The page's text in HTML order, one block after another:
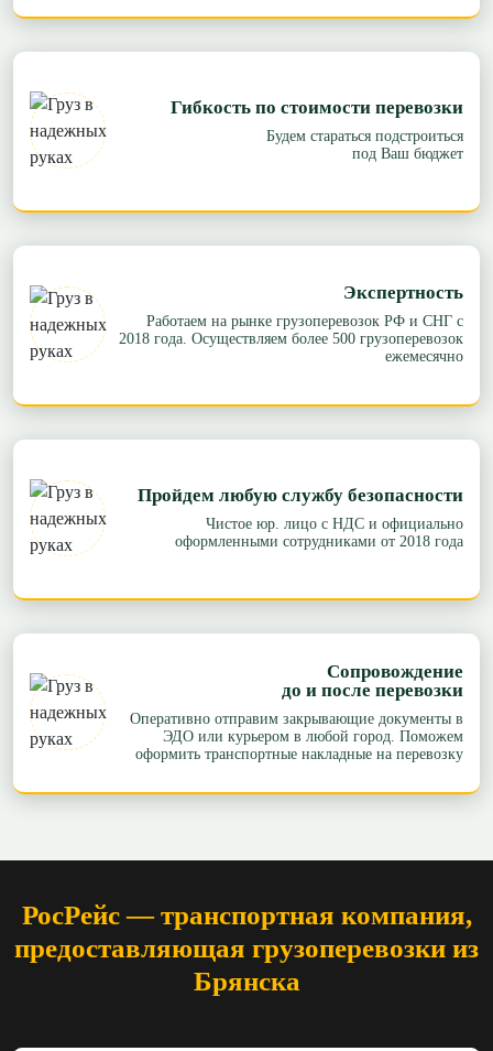
Гибкость по стоимости перевозки
Будем стараться подстроиться
под Ваш бюджет
Экспертность
Работаем на рынке грузоперевозок РФ и СНГ с
2018 года. Осуществляем более 500 грузоперевозок
ежемесячно
Пройдем любую службу безопасности
Чистое юр. лицо с НДС и официально
оформленными сотрудниками от 2018 года
Сопровождение
до и после перевозки
Оперативно отправим закрывающие документы в
ЭДО или курьером в любой город. Поможем
оформить транспортные накладные на перевозку
РосРейс — транспортная компания,
предоставляющая грузоперевозки из
Брянска